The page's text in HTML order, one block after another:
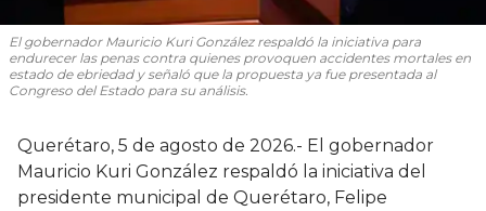
El gobernador Mauricio Kuri González respaldó la iniciativa para
endurecer las penas contra quienes provoquen accidentes mortales en
estado de ebriedad y señaló que la propuesta ya fue presentada al
Congreso del Estado para su análisis.
Querétaro, 5 de agosto de 2026.- El gobernador
Mauricio Kuri González respaldó la iniciativa del
presidente municipal de Querétaro, Felipe